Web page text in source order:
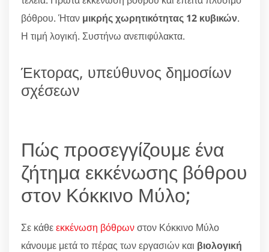
βόθρου. Ήταν μικρής χωρητικότητας 12 κυβικών.
Η τιμή λογική. Συστήνω ανεπιφύλακτα.
Έκτορας, υπεύθυνος δημοσίων
σχέσεων
Πώς προσεγγίζουμε ένα
ζήτημα εκκένωσης βόθρου
στον Κόκκινο Μύλο;
Σε κάθεεκκένωση βόθρωνστον Κόκκινο Μύλο
κάνουμε μετά το πέρας των εργασιών και βιολογική